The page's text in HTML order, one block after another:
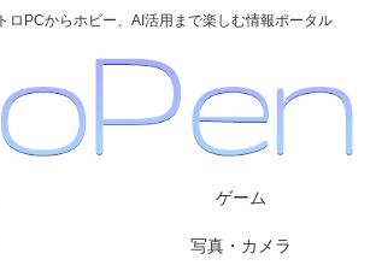
ロPCからホビー、AI活用まで楽しむ情報ポータル
ゲーム
写真・カメラ